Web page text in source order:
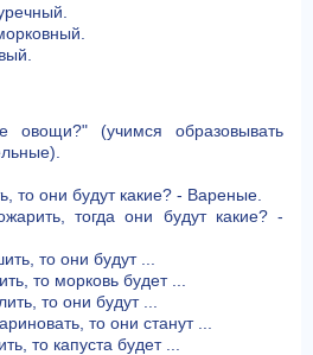
овощи?" (учимся образовывать
то они будут какие? - Вареные.
тогда они будут какие? -
то они будут ...
то морковь будет ...
то они будут ...
то они станут ...
то капуста будет ...